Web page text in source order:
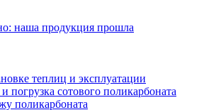
наша продукция прошла
теплиц и эксплуатации
погрузка сотового поликарбоната
поликарбоната